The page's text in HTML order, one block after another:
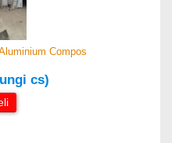
Compos
cs)